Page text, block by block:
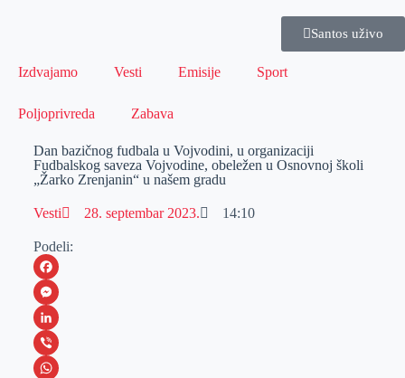
Santos uživo
Izdvajamo Vesti Emisije Sport
Poljoprivreda Zabava
Dan bazičnog fudbala u Vojvodini, u organizaciji
Fudbalskog saveza Vojvodine, obeležen u Osnovnoj školi
„Žarko Zrenjanin“ u našem gradu
Vesti 28. septembar 2023. 14:10
Podeli:
F
a
c
e
M
e
s
L
iV